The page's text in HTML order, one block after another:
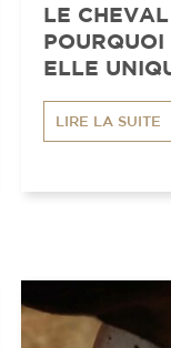
LE
ELLE
LIRE LA SUITE